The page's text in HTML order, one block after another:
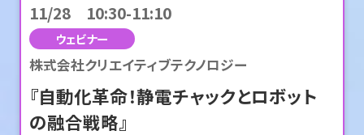
11/28 10:30-11:10
ウェビナー
株式会社クリエイティブテクノロジー
『自動化革命！静電チャックとロボット
の融合戦略』